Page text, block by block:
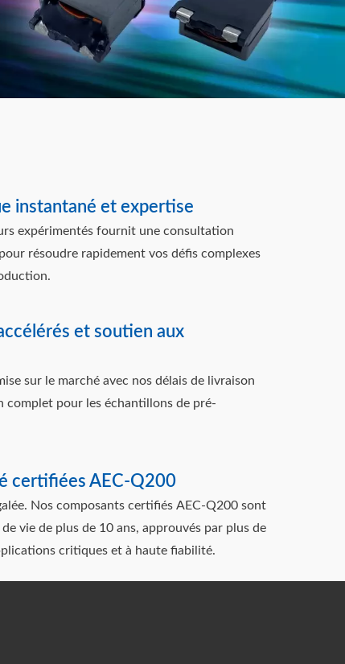
instantané et expertise
expérimentés fournit une consultation
résoudre rapidement vos défis complexes
et soutien aux
sur le marché avec nos délais de livraison
complet pour les échantillons de pré-
certifiées AEC-Q200
Nos composants certifiés AEC-Q200 sont
vie de plus de 10 ans, approuvés par plus de
critiques et à haute fiabilité.